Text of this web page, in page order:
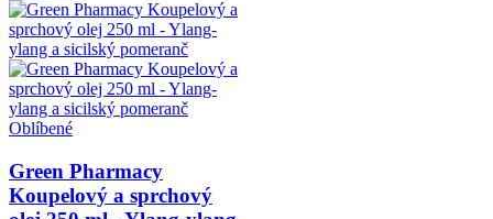
Oblíbené
Green Pharmacy
Koupelový a sprchový